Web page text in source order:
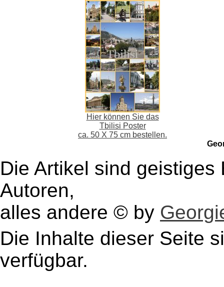
Hier können Sie das
Tbilisi Poster
ca. 50 X 75 cm bestellen.
Die Artikel sind
Autoren,
alles andere © by
Die Inhalte dieser Seite
verfügbar.